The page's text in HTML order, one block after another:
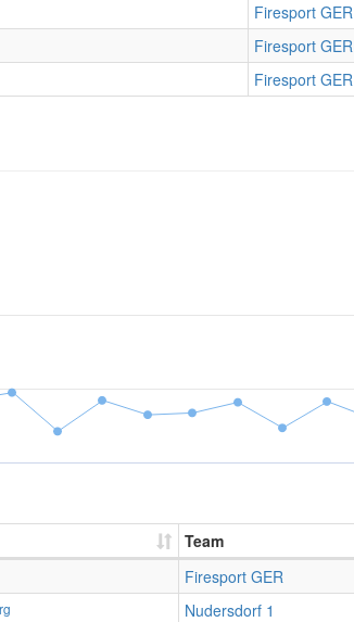
Firesport GER
Firesport GER
Firesport GER
Team
Firesport GER
Nudersdorf 1